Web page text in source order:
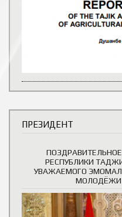
ПРЕЗИДЕНТ
РЕСПУБЛИКИ
УВАЖАЕМОГО
МОЛОДЁЖИ